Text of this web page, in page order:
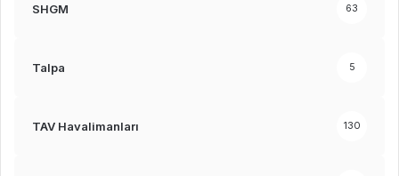
SHGM 63
Talpa 5
TAV Havalimanları 130